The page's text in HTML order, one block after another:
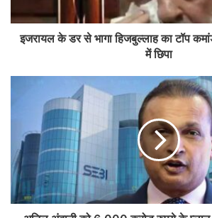
इजरायल के डर से भागा हिजबुल्लाह का टॉप
में छिपा